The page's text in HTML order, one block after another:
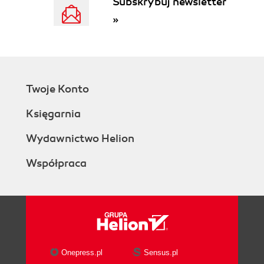
»
Twoje Konto
Księgarnia
Wydawnictwo Helion
Współpraca
Onepress.pl Sensus.pl